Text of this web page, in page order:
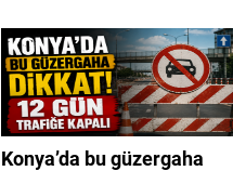
Konya’da bu güzergaha